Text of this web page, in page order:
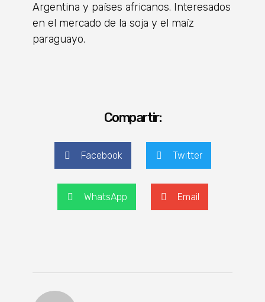
Argentina y países africanos. Interesados
​​en el mercado de la soja y el maíz
paraguayo.
Compartir:
Facebook Twitter
WhatsApp Email